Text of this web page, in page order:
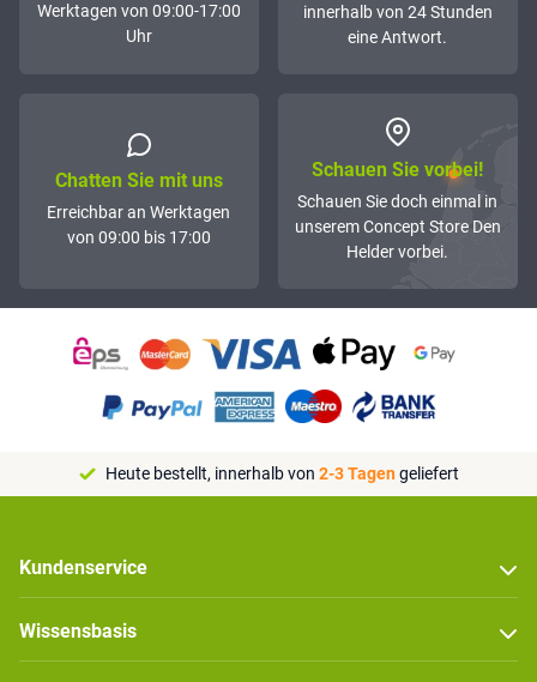
Werktagen von 09:00-17:00
Uhr
innerhalb von 24 Stunden
eine Antwort.
Chatten Sie mit uns
Erreichbar an Werktagen
von 09:00 bis 17:00
Schauen Sie vorbei!
Schauen Sie doch einmal in
unserem Concept Store Den
Helder vorbei.
Heute bestellt, innerhalb von 2-3 Tagengeliefert
Kundenservice
Wissensbasis